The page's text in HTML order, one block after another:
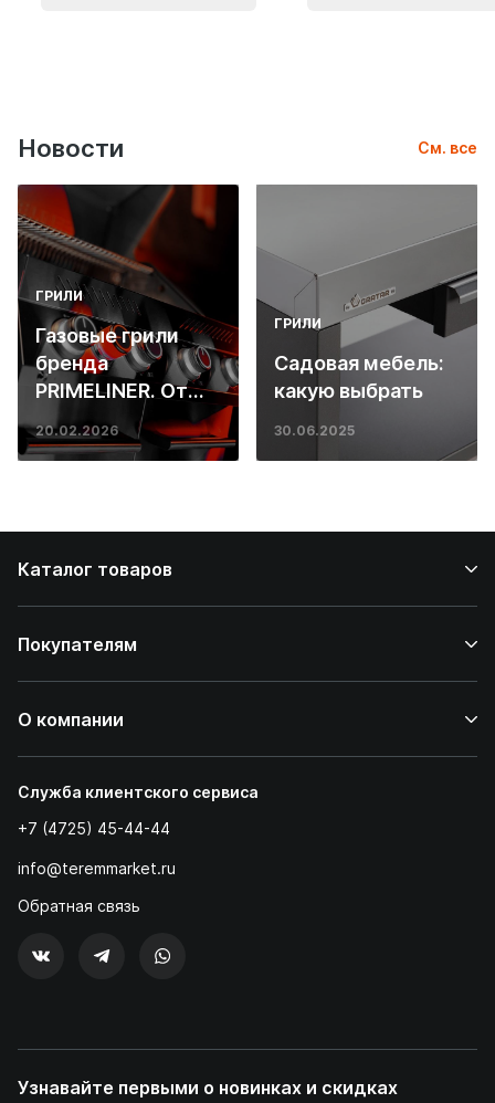
Новости См. все
ГРИЛИ
Газовые грили
бренда
PRIMELINER. От
основ инженерии
до ресторанных
20.02.2026
ГРИЛИ
Садовая мебель:
какую выбрать
30.06.2025
Каталог товаров
Покупателям
О компании
Служба клиентского сервиса
+7 (4725) 45-44-44
info@teremmarket.ru
Обратная связь
Узнавайте первыми о новинках и скидках